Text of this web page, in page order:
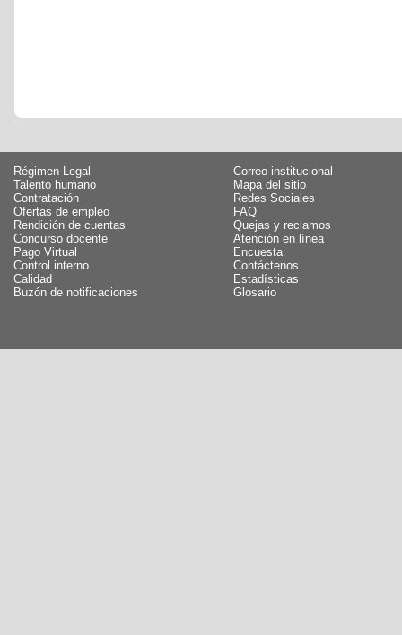
Régimen Legal
Talento humano
Contratación
Ofertas de empleo
Rendición de cuentas
Concurso docente
Pago Virtual
Control interno
Calidad
Buzón de notificaciones
Correo institucional
Mapa del sitio
Redes Sociales
FAQ
Quejas y reclamos
Atención en línea
Encuesta
Contáctenos
Estadísticas
Glosario